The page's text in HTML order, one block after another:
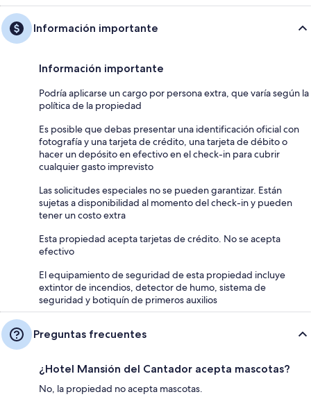
Información importante
Información importante
Podría aplicarse un cargo por persona extra, que varía según la
política de la propiedad
Es posible que debas presentar una identificación oficial con
fotografía y una tarjeta de crédito, una tarjeta de débito o
hacer un depósito en efectivo en el check-in para cubrir
cualquier gasto imprevisto
Las solicitudes especiales no se pueden garantizar. Están
sujetas a disponibilidad al momento del check-in y pueden
tener un costo extra
Esta propiedad acepta tarjetas de crédito. No se acepta
efectivo
El equipamiento de seguridad de esta propiedad incluye
extintor de incendios, detector de humo, sistema de
seguridad y botiquín de primeros auxilios
Preguntas frecuentes
¿Hotel Mansión del Cantador acepta mascotas?
No, la propiedad no acepta mascotas.